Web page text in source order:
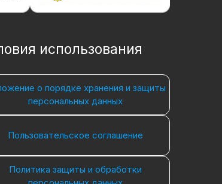
использования
о порядке хранения и защиты
персональных данных
Пользовательское соглашение
Политика защиты и обработки